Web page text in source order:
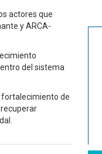
actores que
y ARCA-
del sistema
fortalecimiento de